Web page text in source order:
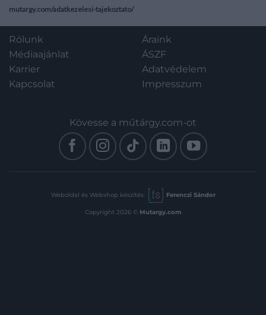
mutargy.com/adatkezelesi-tajekoztato/
Rólunk
Médiaajánlat
Karrier
Kapcsolat
Áraink
ÁSZF
Adatvédelem
Impresszum
Kövesse a műtárgy.com-ot
Weboldal és Webshop készítés: Ferenczi Sándor
Copyright 2026 © Mutargy.com